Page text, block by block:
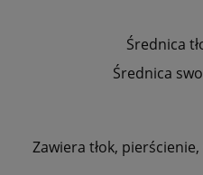
Średnica
Średnica
Zawiera tłok,